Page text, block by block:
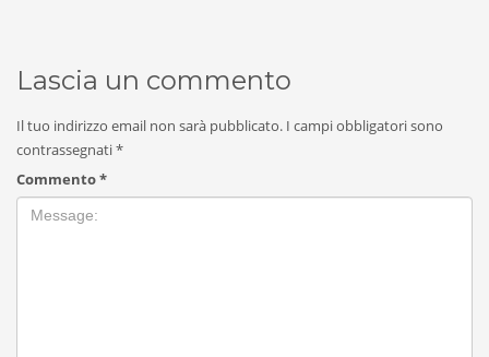
Lascia un commento
Il tuo indirizzo email non sarà pubblicato. I campi obbligatori sono
contrassegnati*
Commento*